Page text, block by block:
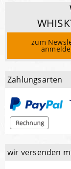
zum
Zahlungsarten
wir versenden